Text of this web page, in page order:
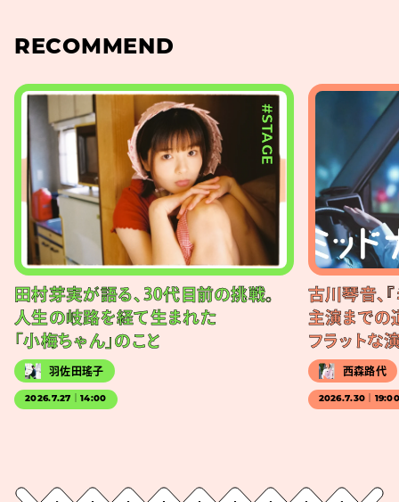
RECOMMEND
#STAGE
田村芽実が語る、30代目前の挑戦。
人生の岐路を経て生まれた
「小梅ちゃん」のこと
羽佐田瑤子
2026.7.27｜14:00
古川琴音、
主演までの
フラットな
西森路代
2026.7.30｜